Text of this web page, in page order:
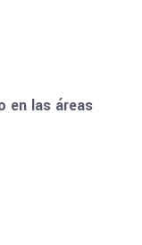
en las áreas